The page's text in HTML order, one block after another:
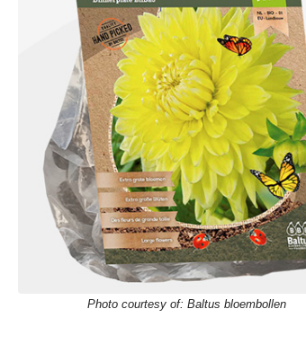
Photo courtesy of:Baltus bloembollen